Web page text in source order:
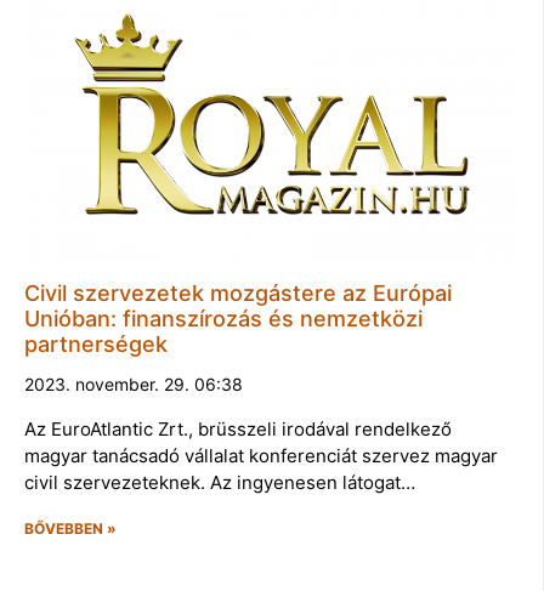
Civil szervezetek mozgástere az Európai
Unióban: finanszírozás és nemzetközi
partnerségek
2023. november. 29. 06:38
Az EuroAtlantic Zrt., brüsszeli irodával rendelkező
magyar tanácsadó vállalat konferenciát szervez magyar
civil szervezeteknek. Az ingyenesen látogat…
BŐVEBBEN »